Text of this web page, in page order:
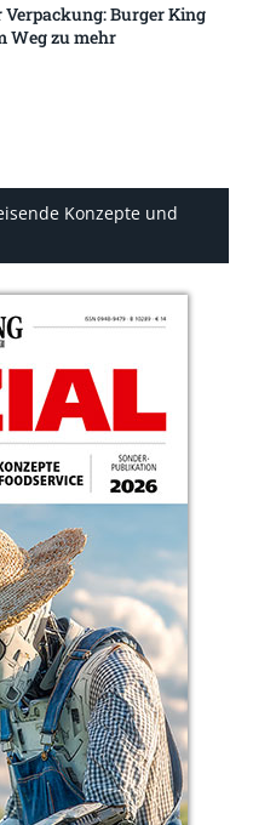
Burger King
Weg zu mehr
Konzepte und